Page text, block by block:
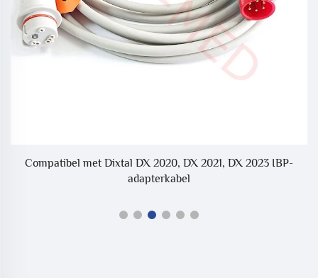
Compatibel met Dixtal DX 2020, DX 2021, DX 2023 IBP-
adapterkabel